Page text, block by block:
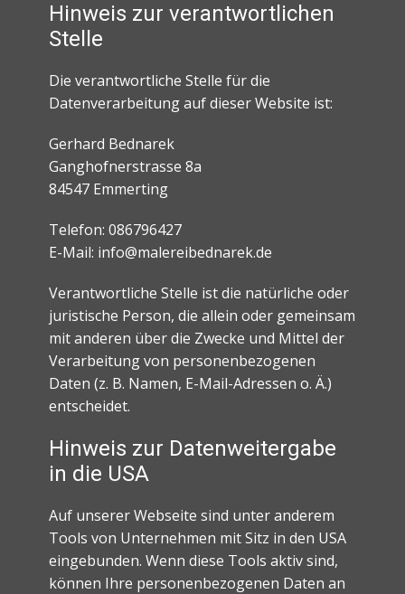
Hinweis zur verantwortlichen
Stelle
Die verantwortliche Stelle für die
Datenverarbeitung auf dieser Website ist:
Gerhard Bednarek
Ganghofnerstrasse 8a
84547 Emmerting
Telefon: 086796427
E-Mail: info@malereibednarek.de
Verantwortliche Stelle ist die natürliche oder
juristische Person, die allein oder gemeinsam
mit anderen über die Zwecke und Mittel der
Verarbeitung von personenbezogenen
Daten (z. B. Namen, E-Mail-Adressen o. Ä.)
entscheidet.
Hinweis zur Datenweitergabe
in die USA
Auf unserer Webseite sind unter anderem
Tools von Unternehmen mit Sitz in den USA
eingebunden. Wenn diese Tools aktiv sind,
können Ihre personenbezogenen Daten an